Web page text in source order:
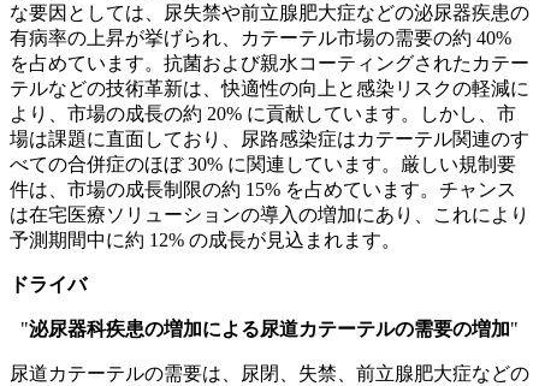
な要因としては、尿失禁や前立腺肥大症などの泌尿器疾患の
有病率の上昇が挙げられ、カテーテル市場の需要の約 40%
を占めています。抗菌および親水コーティングされたカテー
テルなどの技術革新は、快適性の向上と感染リスクの軽減に
より、市場の成長の約 20% に貢献しています。しかし、市
場は課題に直面しており、尿路感染症はカテーテル関連のす
べての合併症のほぼ 30% に関連しています。厳しい規制要
件は、市場の成長制限の約 15% を占めています。チャンス
は在宅医療ソリューションの導入の増加にあり、これにより
予測期間中に約 12% の成長が見込まれます。
ドライバ
"泌尿器科疾患の増加による尿道カテーテルの需要の増加"
尿道カテーテルの需要は、尿閉、失禁、前立腺肥大症などの